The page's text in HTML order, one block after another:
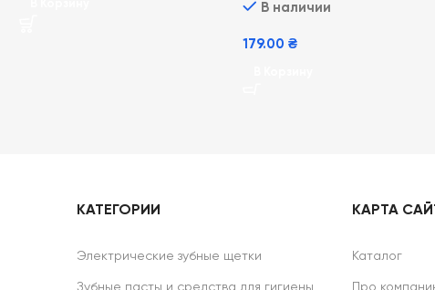
использования
В наличии
179.00 ₴
КАТЕГОРИИ
Электрические зубные щетки
Зубные пасты и средства для гигиены
КАРТА
Каталог
Про